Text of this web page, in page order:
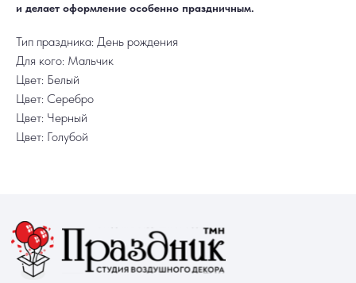
и делает оформление особенно праздничным.
Тип праздника: День рождения
Для кого: Мальчик
Цвет: Белый
Цвет: Серебро
Цвет: Черный
Цвет: Голубой